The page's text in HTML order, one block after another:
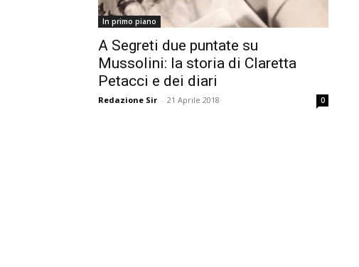
In primo piano
A Segreti due puntate su
Mussolini: la storia di Claretta
Petacci e dei diari
Redazione Sir - 21 Aprile 2018 0